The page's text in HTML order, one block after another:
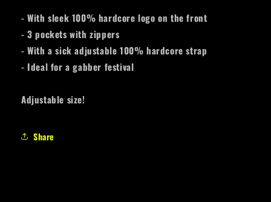
- With sleek 100% hardcore logo on the front
- 3 pockets with zippers
- With a sick adjustable 100% hardcore strap
- Ideal for a gabber festival
Adjustable size!
Share